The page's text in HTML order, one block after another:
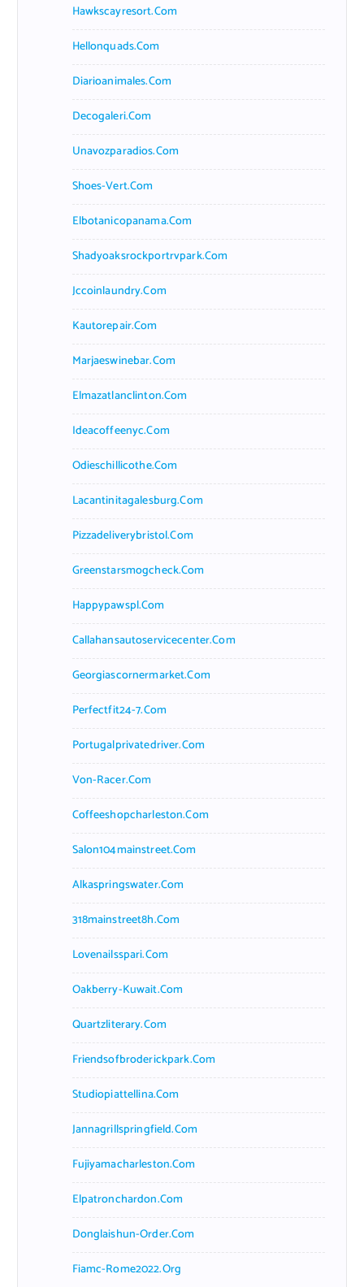
Hawkscayresort.com
Hellonquads.com
Diarioanimales.com
Decogaleri.com
Unavozparadios.com
Shoes-Vert.com
Elbotanicopanama.com
Shadyoaksrockportrvpark.com
Jccoinlaundry.com
Kautorepair.com
Marjaeswinebar.com
Elmazatlanclinton.com
Ideacoffeenyc.com
Odieschillicothe.com
Lacantinitagalesburg.com
Pizzadeliverybristol.com
Greenstarsmogcheck.com
Happypawspl.com
Callahansautoservicecenter.com
Georgiascornermarket.com
Perfectfit24-7.com
Portugalprivatedriver.com
Von-Racer.com
Coffeeshopcharleston.com
Salon104mainstreet.com
Alkaspringswater.com
318mainstreet8h.com
Lovenailsspari.com
Oakberry-Kuwait.com
Quartzliterary.com
Friendsofbroderickpark.com
Studiopiattellina.com
Jannagrillspringfield.com
Fujiyamacharleston.com
Elpatronchardon.com
Donglaishun-Order.com
Fiamc-Rome2022.org